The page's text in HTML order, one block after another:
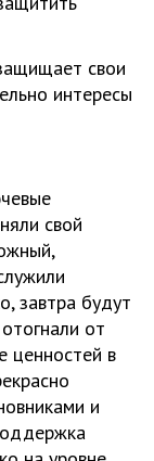
свои
интересы
свой
завтра будут
от
ценностей в
и